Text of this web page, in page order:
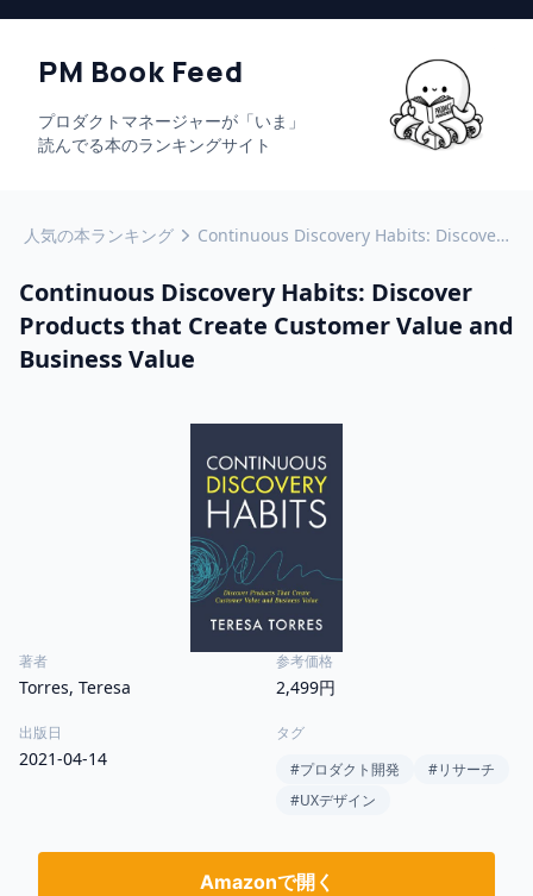
PM Book Feed
プロダクトマネージャーが「いま」
読んでる本のランキングサイト
人気の本ランキング Continuous Discovery Habits: Discover Products that Create Customer Value and Business Value
Continuous Discovery Habits: Discover
Products that Create Customer Value and
Business Value
著者
Torres, Teresa
参考価格
2,499円
出版日
2021-04-14
タグ
#プロダクト開発 #リサーチ
#UXデザイン
Amazonで開く